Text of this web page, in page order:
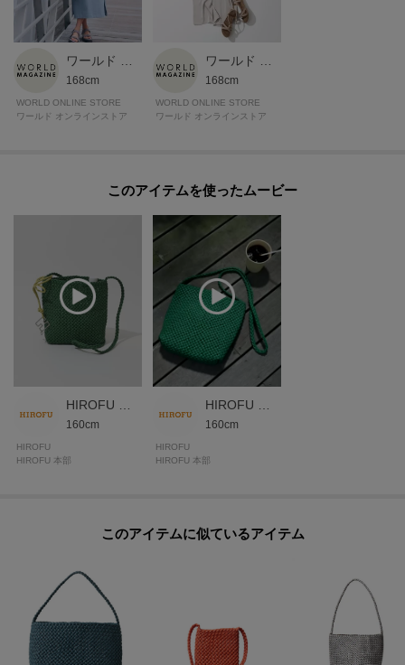
シンプルながら凛とした存在感を放ちます。
※細いテープ状の革が編み込まれたバッグの為、表面に凹凸があり、摩擦の
影響を受けやすい傾向があります。
特にハンドル部分では手指が触れる為、汗の付着、手指用消毒剤やハンドク
入れについての表示がございますのでよくお読みください。
※照明の関係により、実際よりも色味が違って見える場合があります。ま
た、パソコン・スマートフォンなどの環境により、若干製品と画像のカラー
が異なる場合もございます。
モデル情報：身長171cm B80 W60 H85
168cm
WORLD ONLINE STORE
ワールド オンラインストア
168cm
WORLD ONLINE STORE
ワールド オンラインストア
このアイテムを使ったムービー
160cm
HIROFU
HIROFU 本部
160cm
HIROFU
HIROFU 本部
このアイテムに似ているアイテム